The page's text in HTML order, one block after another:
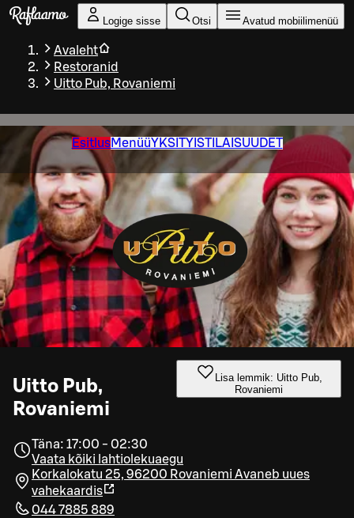
Liigu peamise sisu juurde
Logige sisse Otsi Avatud mobiilimenüü
Avaleht
Restoranid
Uitto Pub, Rovaniemi
EsitlusMenüüYKSITYISTILAISUUDET
Uitto Pub,
Rovaniemi
Lisa lemmik: Uitto Pub,
Rovaniemi
Täna: 17:00 - 02:30
Vaata kõiki lahtiolekuaegu
Korkalokatu 25, 96200 Rovaniemi Avaneb uues
vahekaardis
044 7885 889